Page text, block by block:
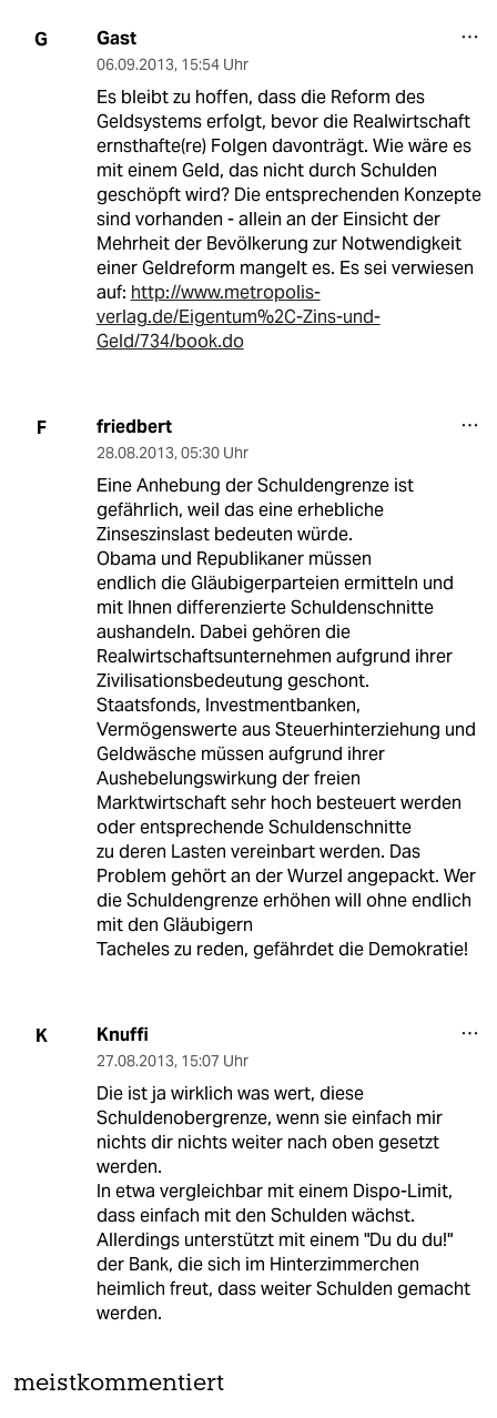
G Gast
06.09.2013, 15:54 Uhr
Es bleibt zu hoffen, dass die Reform des
Geldsystems erfolgt, bevor die Realwirtschaft
ernsthafte(re) Folgen davonträgt. Wie wäre es
mit einem Geld, das nicht durch Schulden
geschöpft wird? Die entsprechenden Konzepte
sind vorhanden - allein an der Einsicht der
Mehrheit der Bevölkerung zur Notwendigkeit
einer Geldreform mangelt es. Es sei verwiesen
auf: http://www.metropolis-
verlag.de/Eigentum%2C-Zins-und-
Geld/734/book.do
F friedbert
28.08.2013, 05:30 Uhr
Eine Anhebung der Schuldengrenze ist
gefährlich, weil das eine erhebliche
Zinseszinslast bedeuten würde.
Obama und Republikaner müssen
endlich die Gläubigerparteien ermitteln und
mit Ihnen differenzierte Schuldenschnitte
aushandeln. Dabei gehören die
Realwirtschaftsunternehmen aufgrund ihrer
Zivilisationsbedeutung geschont.
Staatsfonds, Investmentbanken,
Vermögenswerte aus Steuerhinterziehung und
Geldwäsche müssen aufgrund ihrer
Aushebelungswirkung der freien
Marktwirtschaft sehr hoch besteuert werden
oder entsprechende Schuldenschnitte
zu deren Lasten vereinbart werden. Das
Problem gehört an der Wurzel angepackt. Wer
die Schuldengrenze erhöhen will ohne endlich
mit den Gläubigern
Tacheles zu reden, gefährdet die Demokratie!
K Knuffi
27.08.2013, 15:07 Uhr
Die ist ja wirklich was wert, diese
Schuldenobergrenze, wenn sie einfach mir
nichts dir nichts weiter nach oben gesetzt
werden.
In etwa vergleichbar mit einem Dispo-Limit,
dass einfach mit den Schulden wächst.
Allerdings unterstützt mit einem "Du du du!"
der Bank, die sich im Hinterzimmerchen
heimlich freut, dass weiter Schulden gemacht
werden.
meistkommentiert